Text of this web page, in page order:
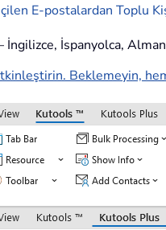
E-postalardan Toplu
İspanyolca,
Beklemeyin,